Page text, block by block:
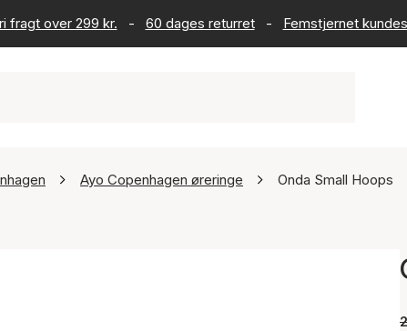
fragt over 299 kr. - 60 dages returret - Femstjernet
Ayo Copenhagen øreringe Onda Small Hoops